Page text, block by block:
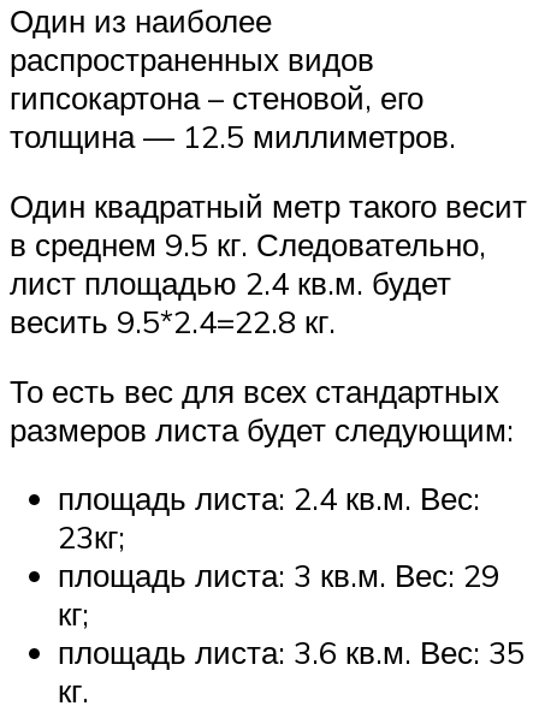
Один из наиболее
распространенных видов
гипсокартона – стеновой, его
толщина — 12.5 миллиметров.
Один квадратный метр такого весит
в среднем 9.5 кг. Следовательно,
лист площадью 2.4 кв.м. будет
весить 9.5*2.4=22.8 кг.
То есть вес для всех стандартных
размеров листа будет следующим:
площадь листа: 2.4 кв.м. Вес:
23кг;
площадь листа: 3 кв.м. Вес: 29
кг;
площадь листа: 3.6 кв.м. Вес: 35
кг.